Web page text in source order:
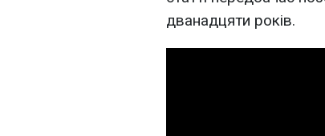
дванадцяти років.